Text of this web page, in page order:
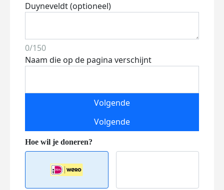
Duyneveldt (optioneel)
0/150
Naam die op de pagina verschijnt
Volgende
Volgende